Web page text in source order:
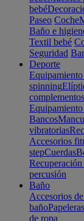
bebé
Paseo Coche
Baño e
Textil bebé
Seguridad
Deporte
spinning
complementos
Bancos
vibratorias
Accesorios
stepCuerdas
percusión
Baño
Accesorios
bañoPapeleras
de ropa